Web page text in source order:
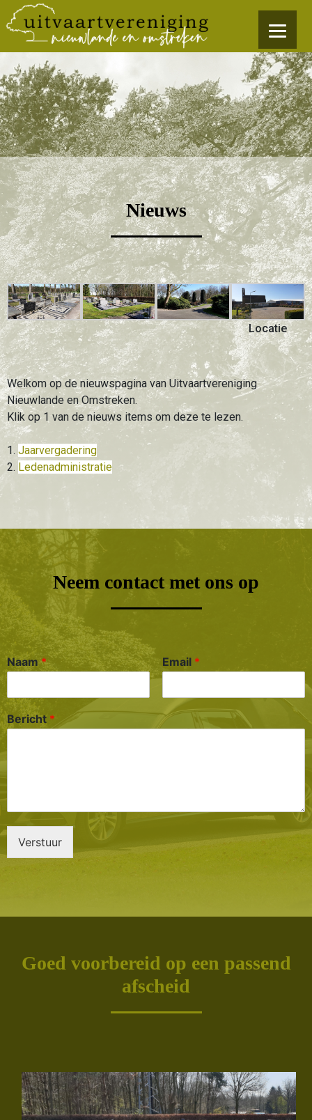
Nieuws
Locatie
Welkom op de nieuwspagina van Uitvaartvereniging
Nieuwlande en Omstreken.
Klik op 1 van de nieuws items om deze te lezen.
1. Jaarvergadering
2. Ledenadministratie
Neem contact met ons op
Naam* Email *
Bericht *
Verstuur
Goed voorbereid op een passend
afscheid